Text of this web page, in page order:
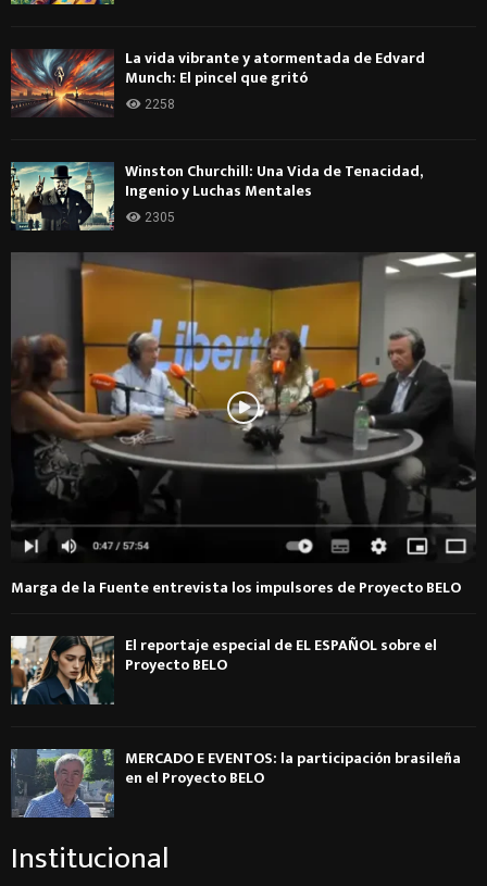
La vida vibrante y atormentada de Edvard
Munch: El pincel que gritó
2258
Winston Churchill: Una Vida de Tenacidad,
Ingenio y Luchas Mentales
2305
Marga de la Fuente entrevista los impulsores de Proyecto BELO
El reportaje especial de EL ESPAÑOL sobre el
Proyecto BELO
MERCADO E EVENTOS: la participación brasileña
en el Proyecto BELO
Institucional